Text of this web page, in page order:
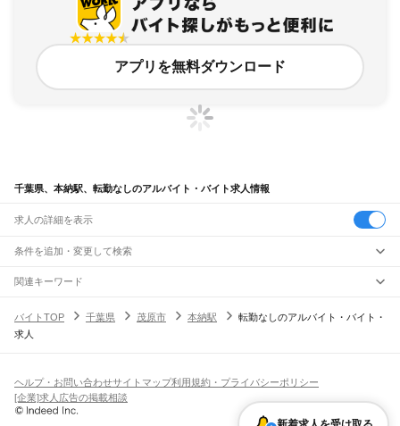
アプリを無料ダウンロード
千葉県、本納駅、転勤なしのアルバイト・バイト求人情報
求人の詳細を表示
条件を追加・変更して検索
市区町村を追加・変更
千葉県すべて
旭市習志野市柏市勝浦市市原市流山市八千代市我孫子市鴨川市鎌ケ谷市
君津市富津市浦安市 印西市白井市富里市南房総市
匝瑳市香取市 印旛郡 香取郡山武郡 長生郡夷隅郡
駅を追加・変更
JR中央・総武線
市川駅本八幡駅下総中山駅 津田沼駅幕張本郷駅幕張駅
新検見川駅
職種を追加・変更
飲食・フードサービスすべて
ホールスタッフキッチンスタッフ
パン屋（ベーカリー）
バー（BAR）・バーテンダー
飲食店（店長・マネージャー）
人気
日払いOK高校生歓迎 髪型・髪色自由
雇用形態を追加・変更
関連キーワード
バイトTOP
千葉県 茂原市 本納駅
転勤なしのアルバイト・バイト・
求人
ヘルプ・お問い合わせサイトマップ利用規約・プライバシーポリシー
[企業]求人広告の掲載相談